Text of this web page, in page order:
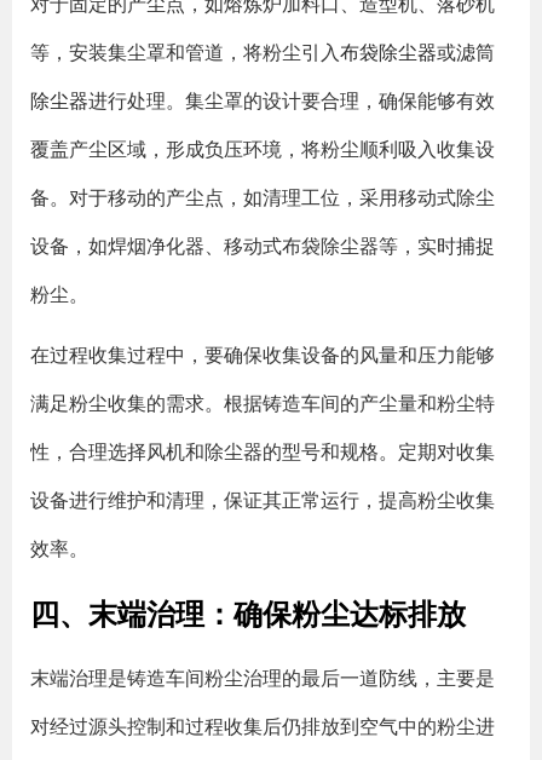
等，安装集尘罩和管道，将粉尘引入布袋除尘器或滤筒
除尘器进行处理。集尘罩的设计要合理，确保能够有效
覆盖产尘区域，形成负压环境，将粉尘顺利吸入收集设
备。对于移动的产尘点，如清理工位，采用移动式除尘
设备，如焊烟净化器、移动式布袋除尘器等，实时捕捉
粉尘。
在过程收集过程中，要确保收集设备的风量和压力能够
满足粉尘收集的需求。根据铸造车间的产尘量和粉尘特
性，合理选择风机和除尘器的型号和规格。定期对收集
设备进行维护和清理，保证其正常运行，提高粉尘收集
效率。
四、末端治理：确保粉尘达标排放
末端治理是铸造车间粉尘治理的最后一道防线，主要是
对经过源头控制和过程收集后仍排放到空气中的粉尘进